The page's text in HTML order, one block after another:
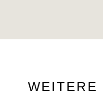
WEITERE